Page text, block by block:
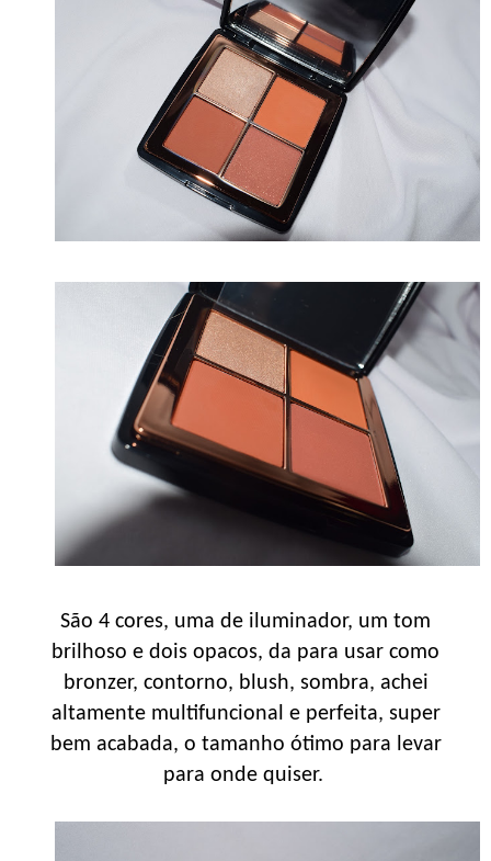
São 4 cores, uma de iluminador, um tom
brilhoso e dois opacos, da para usar como
bronzer, contorno, blush, sombra, achei
altamente multifuncional e perfeita, super
bem acabada, o tamanho ótimo para levar
para onde quiser.